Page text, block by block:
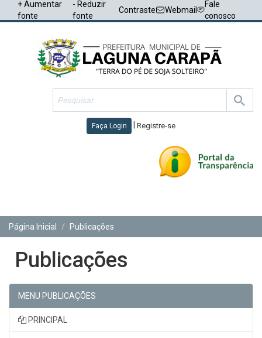
+ Aumentar
fonte
- Reduzir
fonte
Contraste Webmail
Fale
conosco
Faça Login Registre-se
Página Inicial
Publicações
Publicações
MENU PUBLICAÇÕES
PRINCIPAL